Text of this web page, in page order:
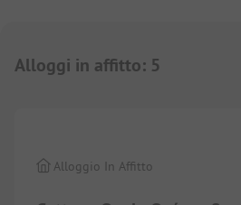
Alloggi in affitto: 5
Alloggio In Affitto